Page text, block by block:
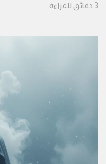
3 دقائق للقراءة